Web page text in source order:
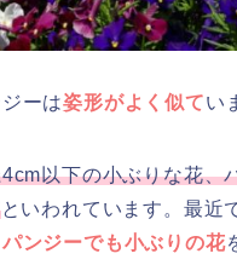
ーは姿形がよく似てい
以下の小ぶりな花、
といわれています。最近
パンジーでも小ぶりの花